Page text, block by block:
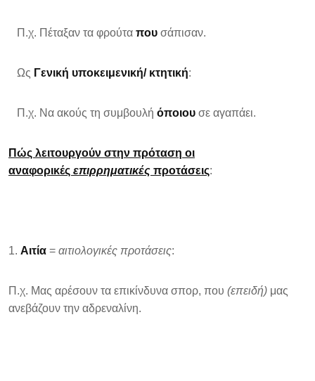
Π.χ. Πέταξαν τα φρούτα που σάπισαν.
Ως Γενική υποκειμενική/ κτητική:
Π.χ. Να ακούς τη συμβουλή όποιου σε αγαπάει.
Πώς λειτουργούν στην πρόταση οι
αναφορικές επιρρηματικές προτάσεις:
Αιτία = αιτιολογικές προτάσεις:
Π.χ. Μας αρέσουν τα επικίνδυνα σπορ, που (επειδή) μας
ανεβάζουν την αδρεναλίνη.